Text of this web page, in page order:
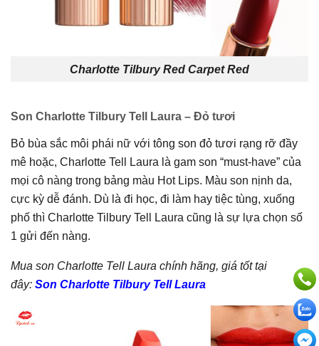
Charlotte Tilbury Red Carpet Red
Son Charlotte Tilbury Tell Laura – Đỏ tươi
Bỏ bùa sắc môi phái nữ với tông son đỏ tươi rạng rỡ đầy
mê hoặc, Charlotte Tell Laura là gam son “must-have” của
mọi cô nàng trong bảng màu Hot Lips. Màu son nịnh da,
cực kỳ dễ đánh. Dù là đi học, đi làm hay tiệc tùng, xuống
phố thì Charlotte Tilbury Tell Laura cũng là sự lựa chọn số
1 gửi đến nàng.
Mua son Charlotte Tell Laura chính hãng, giá tốt tại
đây: Son Charlotte Tilbury Tell Laura